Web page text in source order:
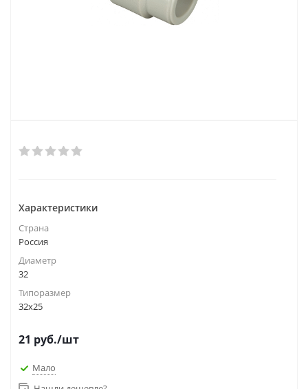
Характеристики
Страна
Россия
Диаметр
32
Типоразмер
32х25
21 руб./шт
Мало